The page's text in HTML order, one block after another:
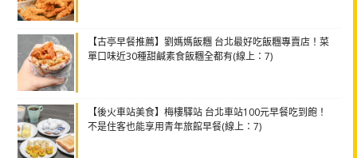
【古亭早餐推薦】劉媽媽飯糰 台北最好吃飯糰專賣店！菜
單口味近30種甜鹹素食飯糰全都有(線上：7)
【後火車站美食】梅樓驛站 台北車站100元早餐吃到飽！
不是住客也能享用青年旅館早餐(線上：7)